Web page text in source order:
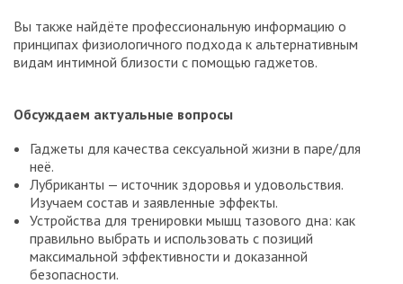
Вы также найдёте профессиональную информацию о
принципах физиологичного подхода к альтернативным
видам интимной близости с помощью гаджетов.
Обсуждаем актуальные вопросы
Гаджеты для качества сексуальной жизни в паре/для
неё.
Лубриканты — источник здоровья и удовольствия.
Изучаем состав и заявленные эффекты.
Устройства для тренировки мышц тазового дна: как
правильно выбрать и использовать с позиций
максимальной эффективности и доказанной
безопасности.